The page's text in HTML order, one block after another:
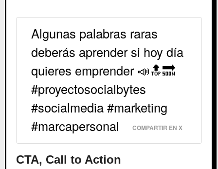
Algunas palabras raras
deberás aprender si hoy día
quieres emprender 📣🔝🔜
#proyectosocialbytes
#socialmedia #marketing
#marcapersonal
COMPARTIR EN X
CTA, Call to Action